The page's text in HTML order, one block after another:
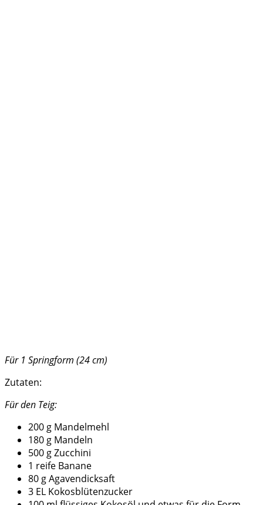
Für 1 Springform (24 cm)
Zutaten:
Für den Teig:
200 g Mandelmehl
180 g Mandeln
500 g Zucchini
1 reife Banane
80 g Agavendicksaft
3 EL Kokosblütenzucker